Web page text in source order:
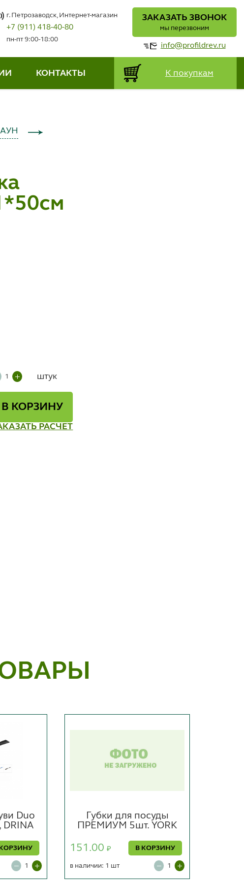
г. Петрозаводск, Интернет-магазин
+7 (911) 418-40-80
пн-пт 9:00-18:00
ЗАКАЗАТЬ ЗВОНОК
мы перезвоним
info@profildrev.ru
КОНТАКТЫ К покупкам
штук
В КОРЗИНУ
РАСЧЕТ
Duo
Губки для посуды
ПРЕМИУМ 5шт. YORK
151.00₽ В КОРЗИНУ
в наличии: 1 шт